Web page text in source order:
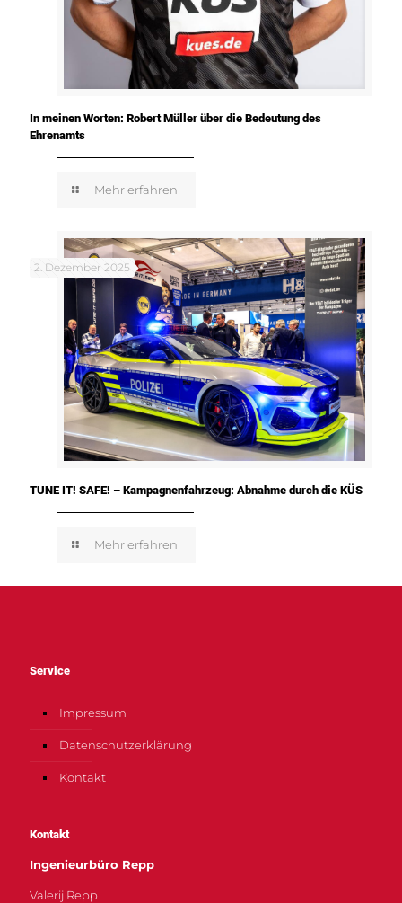
In meinen Worten: Robert Müller über die Bedeutung des
Ehrenamts
Mehr erfahren
2. Dezember 2025
TUNE IT! SAFE! – Kampagnenfahrzeug: Abnahme durch die KÜS
Mehr erfahren
Service
Impressum
Datenschutzerklärung
Kontakt
Kontakt
Ingenieurbüro Repp
Valerij Repp